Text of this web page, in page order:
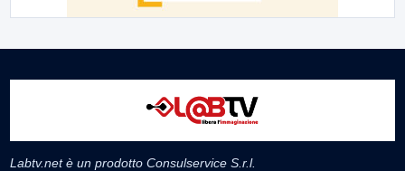
Labtv.net è un prodotto Consulservice S.r.l.